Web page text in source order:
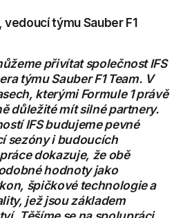
týmu Sauber F1
přivítat společnost IFS
týmu Sauber F1 Team. V
kterými Formule 1 právě
důležité mít silné partnery.
IFS budujeme pevné
sezóny i budoucích
dokazuje, že obě
hodnoty jako
špičkové technologie a
jež jsou základem